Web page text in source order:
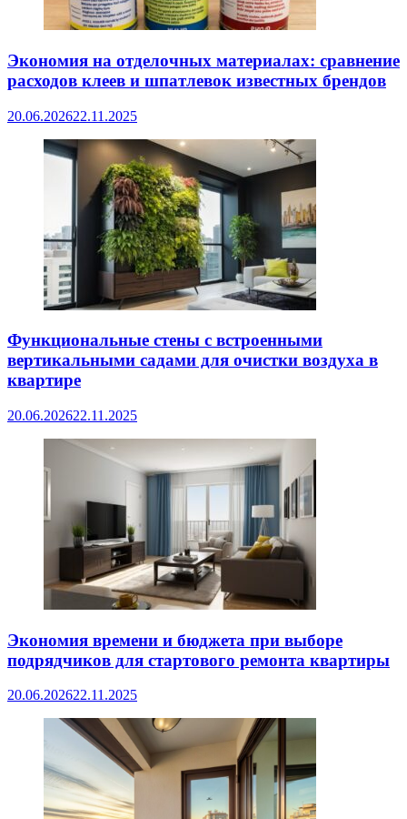
Экономия на отделочных материалах: сравнение
расходов клеев и шпатлевок известных брендов
20.06.202622.11.2025
Функциональные стены с встроенными
вертикальными садами для очистки воздуха в
квартире
20.06.202622.11.2025
Экономия времени и бюджета при выборе
подрядчиков для стартового ремонта квартиры
20.06.202622.11.2025